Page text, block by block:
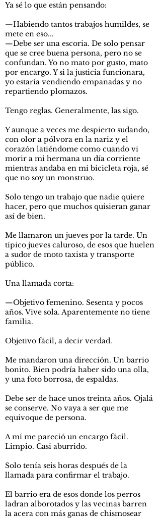
Ya sé lo que están pensando:
—Habiendo tantos trabajos humildes, se
mete en eso...
—Debe ser una escoria. De solo pensar
que se cree buena persona, pero no se
confundan. Yo no mato por gusto, mato
por encargo. Y si la justicia funcionara,
yo estaría vendiendo empanadas y no
repartiendo plomazos.
Tengo reglas. Generalmente, las sigo.
Y aunque a veces me despierto sudando,
con olor a pólvora en la nariz y el
corazón latiéndome como cuando vi
morir a mi hermana un día corriente
mientras andaba en mi bicicleta roja, sé
que no soy un monstruo.
Solo tengo un trabajo que nadie quiere
hacer, pero que muchos quisieran ganar
así de bien.
Me llamaron un jueves por la tarde. Un
típico jueves caluroso, de esos que huelen
a sudor de moto taxista y transporte
público.
Una llamada corta:
—Objetivo femenino. Sesenta y pocos
años. Vive sola. Aparentemente no tiene
familia.
Objetivo fácil, a decir verdad.
Me mandaron una dirección. Un barrio
bonito. Bien podría haber sido una olla,
y una foto borrosa, de espaldas.
Debe ser de hace unos treinta años. Ojalá
se conserve. No vaya a ser que me
equivoque de persona.
A mí me pareció un encargo fácil.
Limpio. Casi aburrido.
Solo tenía seis horas después de la
llamada para confirmar el trabajo.
El barrio era de esos donde los perros
ladran alborotados y las vecinas barren
la acera con más ganas de chismosear